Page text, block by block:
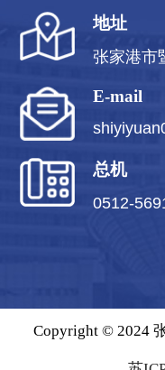
地址
张家港市
E-mail
总机
0512-
Copyright © 2024